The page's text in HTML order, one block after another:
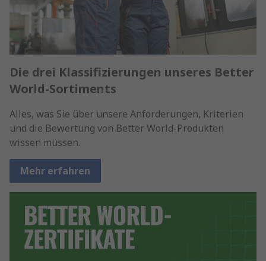
Die drei Klassifizierungen unseres Better
World-Sortiments
Alles, was Sie über unsere Anforderungen, Kriterien
und die Bewertung von Better World-Produkten
wissen müssen.
Mehr erfahren